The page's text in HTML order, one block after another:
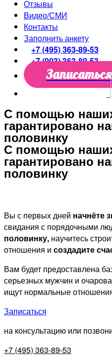
Отзывы
Видео/СМИ
Контакты
Заполнить анкету
+7 (495) 363-89-53
+7 (903) 363-89-53
Записаться
С помощью
гарантировано
половинку
С помощью
гарантировано
половинку
Вы с первых дней начнёте
свидания с порядочными
половинку, научитесь
отношения и создадите
Вам будет предоставлена
серьезных мужчин и
ищут нормальные
Записаться
на консультацию или
+7 (495) 363-89-53